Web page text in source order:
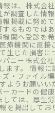
は、株式会
調査した情
掲載に努め
するものではあ
関へ受診を
療機関に直接
生じた損害に
パニー株式会
ます。 情報
・ファイル
ようお願いい
カードの健
ては、厚生
を掲出してお